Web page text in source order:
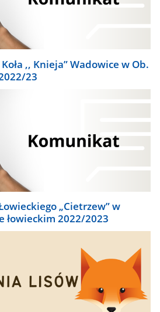
,, Knieja” Wadowice w Ob.
23
„Cietrzew” w
łowieckim 2022/2023